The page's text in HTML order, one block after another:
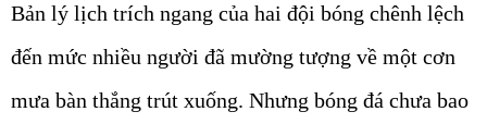
Bản lý lịch trích ngang của hai đội bóng chênh lệch
đến mức nhiều người đã mường tượng về một cơn
mưa bàn thắng trút xuống. Nhưng bóng đá chưa bao